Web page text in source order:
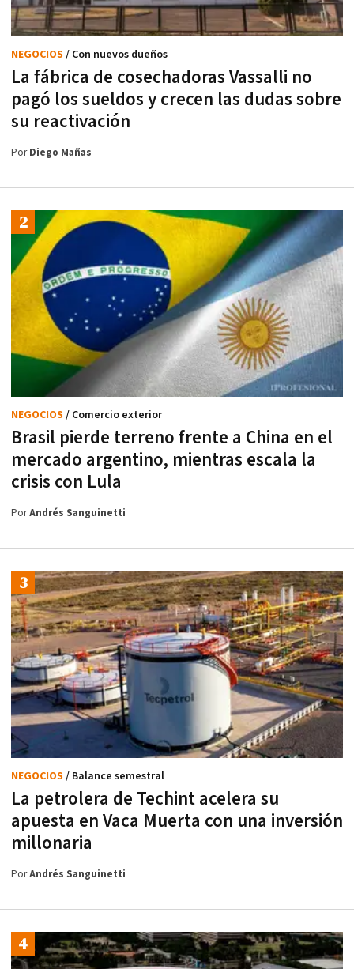
La fábrica de cosechadoras Vassalli no
pagó los sueldos y crecen las dudas sobre
su reactivación
NEGOCIOS / Con nuevos dueños
PorDiego Mañas
Brasil pierde terreno frente a China en el
mercado argentino, mientras escala la
crisis con Lula
NEGOCIOS / Comercio exterior
PorAndrés Sanguinetti
La petrolera de Techint acelera su
apuesta en Vaca Muerta con una inversión
millonaria
NEGOCIOS / Balance semestral
PorAndrés Sanguinetti